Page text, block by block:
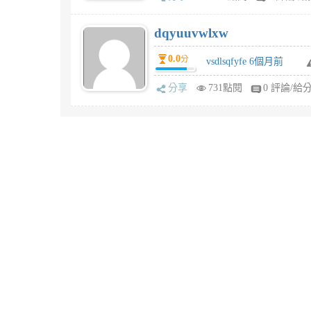
dqyuuvwlxw
0.0分 vsdlsqfyfe 6個月前
分享 731點閱 0 評論/給